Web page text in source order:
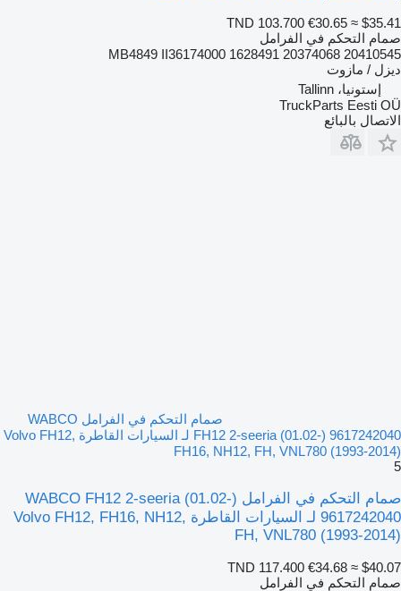
TND 103.700 €30.65 ≈ $35.41
صمام التحكم في الفرامل
MB4849 II36174000 1628491 20374068 20410545
ديزل / مازوت
إستونيا، Tallinn
TruckParts Eesti OÜ
الاتصال بالبائع
صمام التحكم في الفرامل WABCO
FH12 2-seeria (01.02-) 9617242040 لـ السيارات القاطرة Volvo FH12,
FH16, NH12, FH, VNL780 (1993-2014)
5
صمام التحكم في الفرامل WABCO FH12 2-seeria (01.02-)
9617242040 لـ السيارات القاطرة Volvo FH12, FH16, NH12,
FH, VNL780 (1993-2014)
TND 117.400 €34.68 ≈ $40.07
صمام التحكم في الفرامل